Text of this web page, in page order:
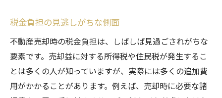
契約書作成での重要なチェックポイント
買い手とのトラブルを回避する方法
修繕費用を抑えるための対策
税金負担の見逃しがちな側面
不動産売却時の税金負担は、しばしば見過ごされがちな
要素です。売却益に対する所得税や住民税が発生するこ
とは多くの人が知っていますが、実際には多くの追加費
用がかかることがあります。例えば、売却時に必要な諸